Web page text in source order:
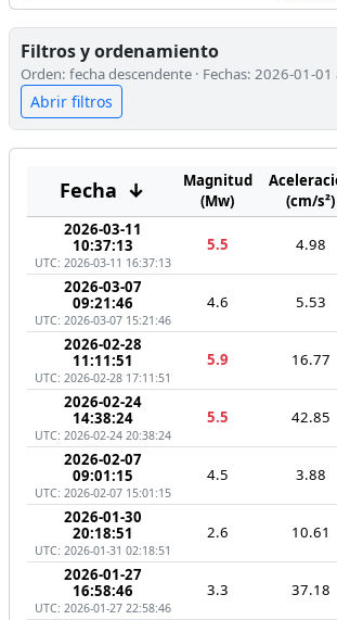
Filtros y ordenamiento
Orden: fecha descendente · Fechas: 2026-01-
Abrir filtros
Fecha ↓
Magnitud
(Mw)
(cm/s²)
2026-03-11
10:37:13
UTC: 2026-03-11 16:37:13
5.5 4.98
2026-03-07
09:21:46
UTC: 2026-03-07 15:21:46
4.6 5.53
2026-02-28
11:11:51
UTC: 2026-02-28 17:11:51
5.9 16.77
2026-02-24
14:38:24
UTC: 2026-02-24 20:38:24
5.5 42.85
2026-02-07
09:01:15
UTC: 2026-02-07 15:01:15
4.5 3.88
2026-01-30
20:18:51
UTC: 2026-01-31 02:18:51
2.6 10.61
2026-01-27
16:58:46
UTC: 2026-01-27 22:58:46
3.3 37.18